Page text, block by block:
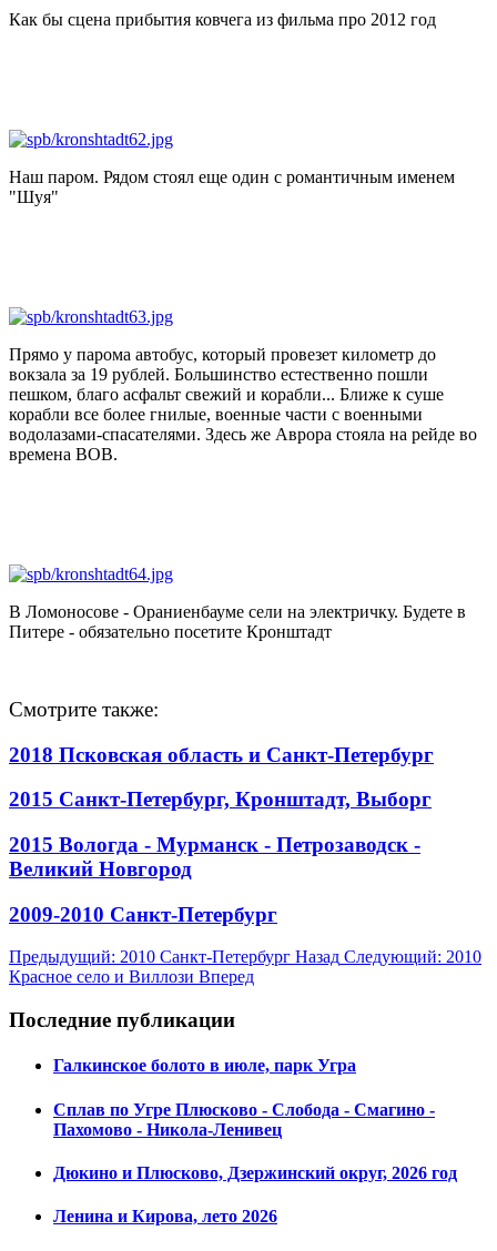
Как бы сцена прибытия ковчега из фильма про 2012 год
Наш паром. Рядом стоял еще один с романтичным именем
"Шуя"
Прямо у парома автобус, который провезет километр до
вокзала за 19 рублей. Большинство естественно пошли
пешком, благо асфальт свежий и корабли... Ближе к суше
корабли все более гнилые, военные части с военными
водолазами-спасателями. Здесь же Аврора стояла на рейде во
времена ВОВ.
В Ломоносове - Ораниенбауме сели на электричку. Будете в
Питере - обязательно посетите Кронштадт
Смотрите также:
2018 Псковская область и Санкт-Петербург
2015 Санкт-Петербург, Кронштадт, Выборг
2015 Вологда - Мурманск - Петрозаводск -
Великий Новгород
2009-2010 Санкт-Петербург
Предыдущий: 2010 Санкт-Петербург Назад Следующий: 2010
Красное село и Виллози Вперед
Последние публикации
Галкинское болото в июле, парк Угра
Сплав по Угре Плюсково - Слобода - Смагино -
Пахомово - Никола-Ленивец
Дюкино и Плюсково, Дзержинский округ, 2026 год
Ленина и Кирова, лето 2026